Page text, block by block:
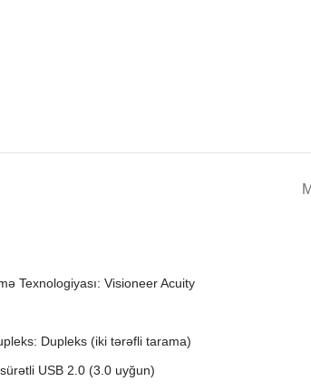
Texnologiyası: Visioneer Acuity
Dupleks (iki tərəfli tarama)
USB 2.0 (3.0 uyğun)